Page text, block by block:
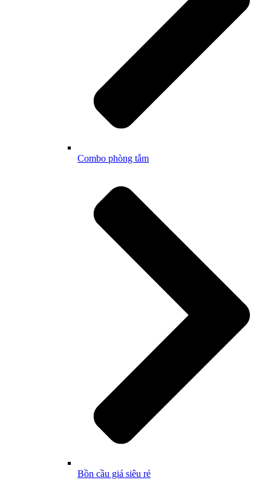
Combo phòng tắm
Bồn cầu giá siêu rẻ